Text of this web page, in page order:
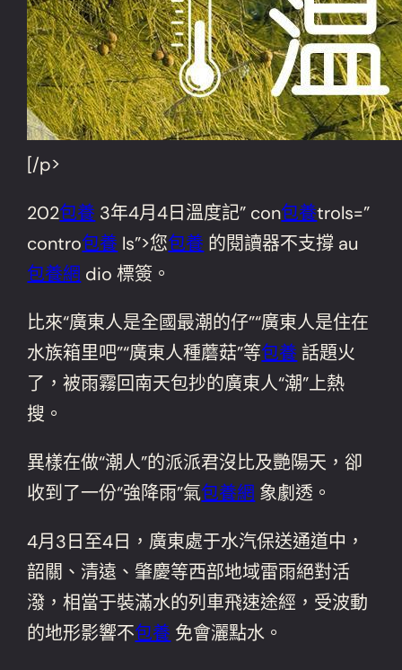
[/p>
202包養 3年4月4日溫度記” con包養trols=”
contro包養 ls”>您包養 的閱讀器不支撐 au
包養網 dio 標簽。
比來“廣東人是全國最潮的仔”“廣東人是住在
水族箱里吧”“廣東人種蘑菇”等包養 話題火
了，被雨霧回南天包抄的廣東人“潮”上熱
搜。
異樣在做“潮人”的派派君沒比及艷陽天，卻
收到了一份“強降雨”氣包養網 象劇透。
4月3日至4日，廣東處于水汽保送通道中，
韶關、清遠、肇慶等西部地域雷雨絕對活
潑，相當于裝滿水的列車飛速途經，受波動
的地形影響不包養 免會灑點水。